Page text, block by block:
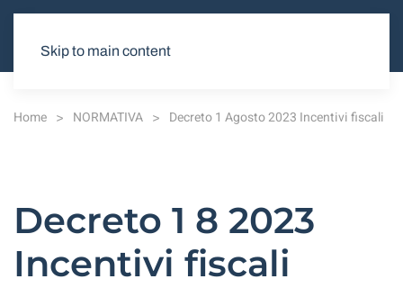
Skip to main content
Home NORMATIVA Decreto 1 Agosto 2023 Incentivi fiscali
Decreto 1 8 2023
Incentivi fiscali